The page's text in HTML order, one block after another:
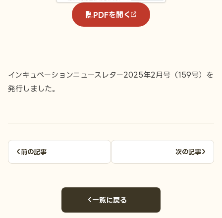
PDFを開く
インキュベーションニュースレター2025年2月号（159号）を
発行しました。
前の記事 次の記事
一覧に戻る